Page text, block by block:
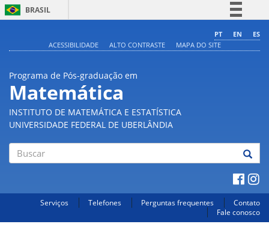
BRASIL
Comunica BR
PT EN
ES
ACESSIBILIDADE
ALTO CONTRASTE MAPA DO SITE
Programa de Pós-graduação em
Matemática
INSTITUTO DE MATEMÁTICA E ESTATÍSTICA
UNIVERSIDADE FEDERAL DE UBERLÂNDIA
Serviços Telefones Perguntas frequentes
Contato
Fale conosco